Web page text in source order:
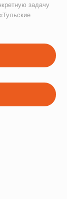
задачу